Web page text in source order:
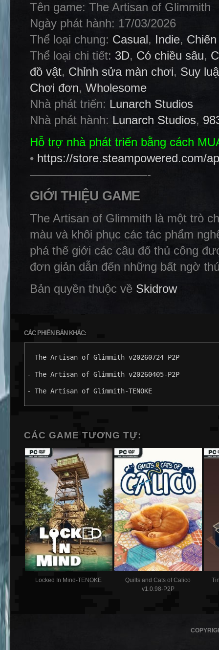
Tên game: The Artisan of Glimmith
Ngày phát hành: 17/03/2026
Thể loại chung: Casual, Indie,
Thể loại chi tiết: 3D, Có chiều sâu,
đồ vật, Chỉnh sửa màn chơi, Suy
Chơi đơn, Wholesome
Nhà phát triển: Lunarch Studios
Nhà phát hành: Lunarch Studios,
Hỗ trợ nhà phát triển bằng cách
• https://store.steampowered.com/
——————————-
GIỚI THIỆU GAME
The Artisan of Glimmith là một trò
màu và khôi phục các tác phẩm
phá thế giới các câu đố thủ công
đơn giản dẫn đến những bất ngờ
Bản quyền thuộc về Skidrow
CÁC PHIÊN BẢN KHÁC:
- The Artisan of Glimmith v20260724-P2P
- The Artisan of Glimmith v20260405-P2P
- The Artisan of Glimmith-TENOKE
CÁC GAME TƯƠNG TỰ:
Locked In Mind-TENOKE
Quilts and Cats of Calico
v1.0.98-P2P